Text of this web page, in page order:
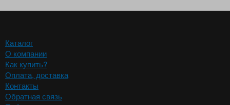
Каталог
О компании
Как купить?
Оплата, доставка
Контакты
Обратная связь